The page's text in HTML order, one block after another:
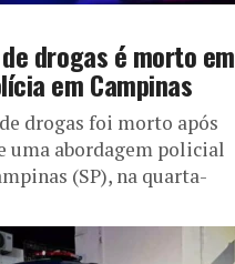
drogas é morto em
em Campinas
drogas foi morto após
uma abordagem policial
(SP), na quarta-